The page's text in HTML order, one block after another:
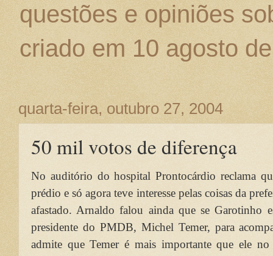
questões e opiniões
criado em 10 agosto
quarta-feira, outubro 27, 2004
50 mil votos de diferença
No auditório do hospital Prontocárdio reclama
prédio e só agora teve interesse pelas coisas da
afastado. Arnaldo falou ainda que se Garotinho
presidente do PMDB, Michel Temer, para
admite que Temer é mais importante que ele